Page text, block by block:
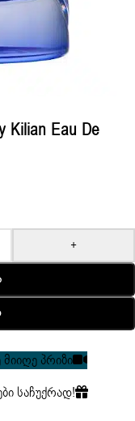
Kilian Eau De
+
პრიზი
საჩუქრად!